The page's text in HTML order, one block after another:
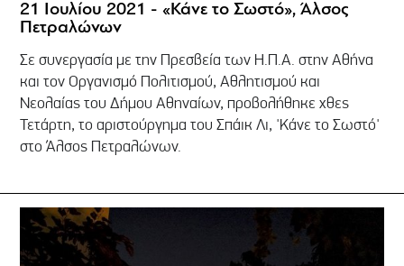
21 Ιουλίου 2021 - «Κάνε το Σωστό», Άλσος
Πετραλώνων
Σε συνεργασία με την Πρεσβεία των Η.Π.Α. στην Αθήνα
και τον Οργανισμό Πολιτισμού, Αθλητισμού και
Νεολαίας του Δήμου Αθηναίων, προβολήθηκε χθες
Τετάρτη, το αριστούργημα του Σπάικ Λι, 'Κάνε το Σωστό'
στο Άλσος Πετραλώνων.